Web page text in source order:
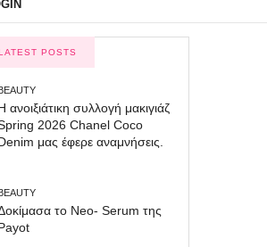
POSTS
ανοιξιάτικη συλλογή μακιγιάζ
2026 Chanel Coco
μας έφερε αναμνήσεις.
BEAUTY
το Neo- Serum της